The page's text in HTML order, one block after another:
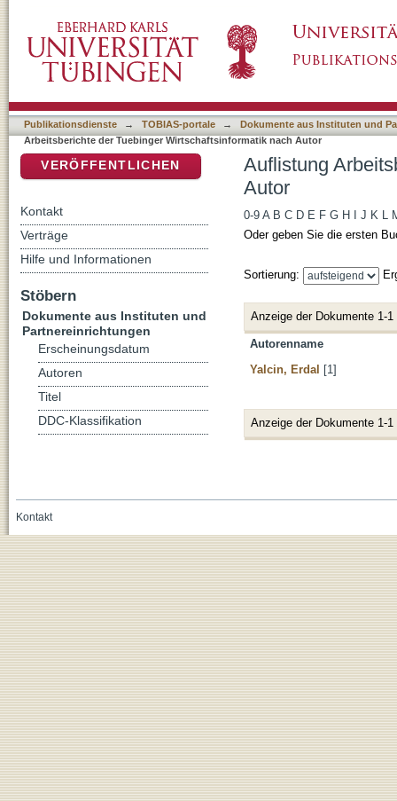
Publikationsdienste → TOBIAS-portale →
Dokumente aus Instituten und
Arbeitsberichte der Tuebinger Wirtschaftsinformatik nach Autor
Auflistung
Autor
0-9 A B C D E F G H J K L
Oder geben Sie die ersten
Sortierung:
Anzeige der Dokumente 1-1
Autorenname
Yalcin, Erdal [1]
Anzeige der Dokumente 1-1
VERÖFFENTLICHEN
Kontakt
Verträge
Hilfe und Informationen
Stöbern
Dokumente aus Instituten und
Partnereinrichtungen
Erscheinungsdatum
Autoren
Titel
DDC-Klassifikation
Kontakt